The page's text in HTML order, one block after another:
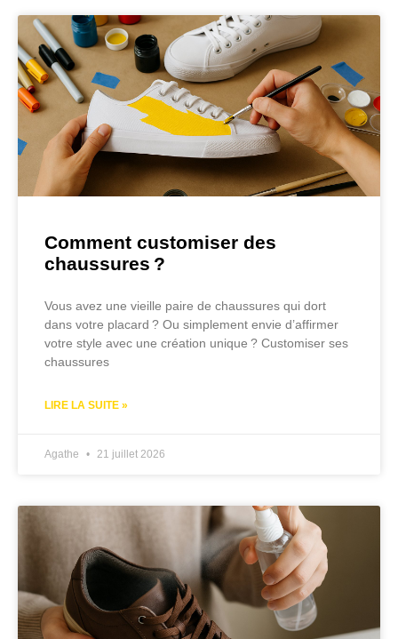
Comment customiser des
chaussures ?
Vous avez une vieille paire de chaussures qui dort
dans votre placard ? Ou simplement envie d’affirmer
votre style avec une création unique ? Customiser ses
chaussures
LIRE LA SUITE »
Agathe 21 juillet 2026